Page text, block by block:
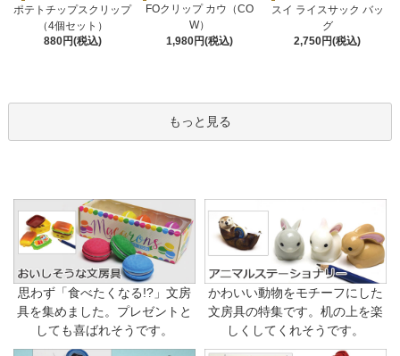
ポテトチップスクリップ
（4個セット）
880円(税込)
FOクリップ カウ（CO
W）
1,980円(税込)
スイ ライスサック バッ
グ
2,750円(税込)
もっと見る
思わず「食べたくなる!?」文房
具を集めました。プレゼントと
しても喜ばれそうです。
かわいい動物をモチーフにした
文房具の特集です。机の上を楽
しくしてくれそうです。